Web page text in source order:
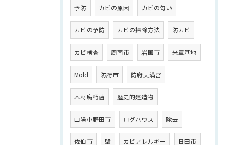
予防 カビの原因 カビの匂い
カビの予防 カビの掃除方法 防カビ
カビ検査 周南市 岩国市 米軍基地
Mold 防府市 防府天満宮
木材腐朽菌 歴史的建造物
山陽小野田市 ログハウス 除去
佐伯市 壁 カビアレルギー 日田市